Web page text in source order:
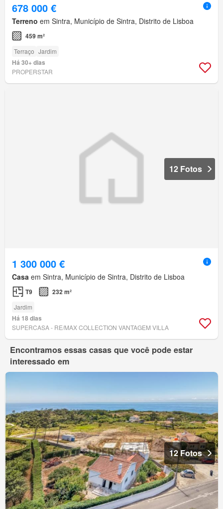
678 000 €
Terreno em Sintra, Município de Sintra, Distrito de Lisboa
459 m²
Terraço Jardim
Há 30+ dias
PROPERSTAR
12 Fotos
1 300 000 €
Casa em Sintra, Município de Sintra, Distrito de Lisboa
T9 232 m²
Jardim
Há 18 dias
SUPERCASA - RE/MAX COLLECTION VANTAGEM VILLA
Encontramos essas casas que você pode estar
interessado em
12 Fotos